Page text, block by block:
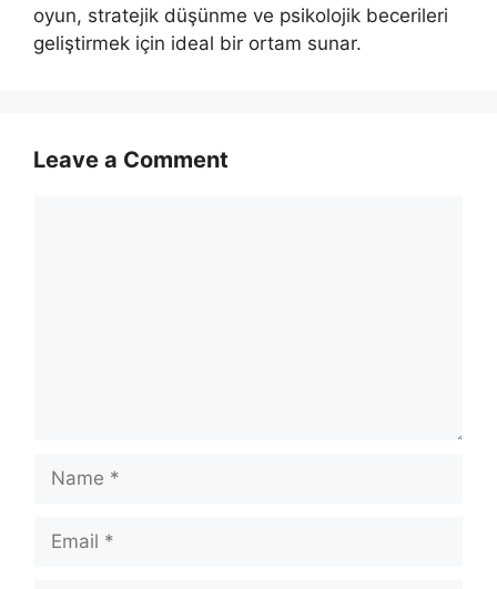
oyun, stratejik düşünme ve psikolojik becerileri
geliştirmek için ideal bir ortam sunar.
Leave a Comment